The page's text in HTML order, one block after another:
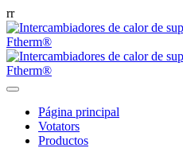
rr
Página principal
Votators
Productos